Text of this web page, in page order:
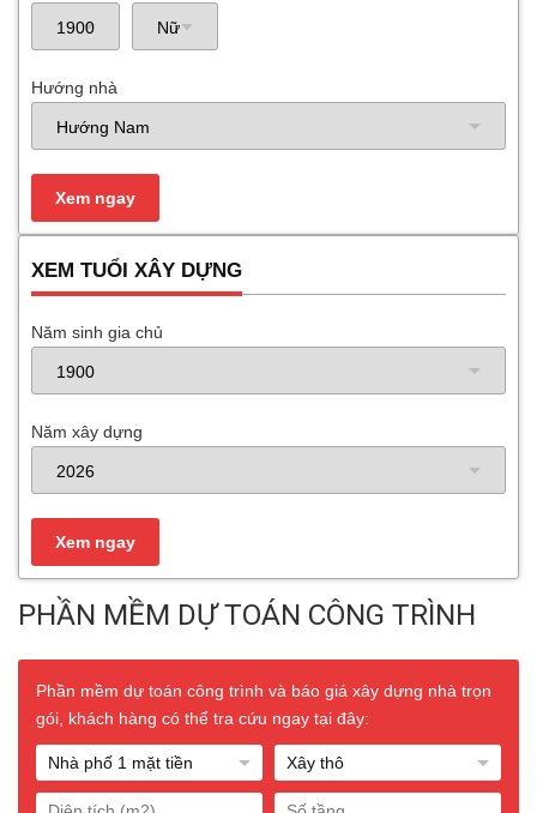
Hướng nhà
XEM TUỔI XÂY DỰNG
Năm sinh gia chủ
Năm xây dựng
PHẦN MỀM DỰ TOÁN CÔNG TRÌNH
Phần mềm dự toán công trình và báo giá xây dựng nhà trọn
gói, khách hàng có thể tra cứu ngay tại đây: